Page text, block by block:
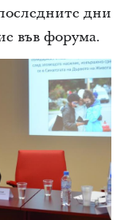
дни
във форума.